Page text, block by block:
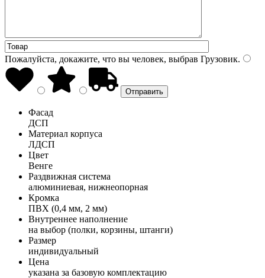
Пожалуйста, докажите, что вы человек, выбрав Грузовик.
Фасад
ДСП
Материал корпуса
ЛДСП
Цвет
Венге
Раздвижная система
алюминиевая, нижнеопорная
Кромка
ПВХ (0,4 мм, 2 мм)
Внутреннее наполнение
на выбор (полки, корзины, штанги)
Размер
индивидуальный
Цена
указана за базовую комплектацию